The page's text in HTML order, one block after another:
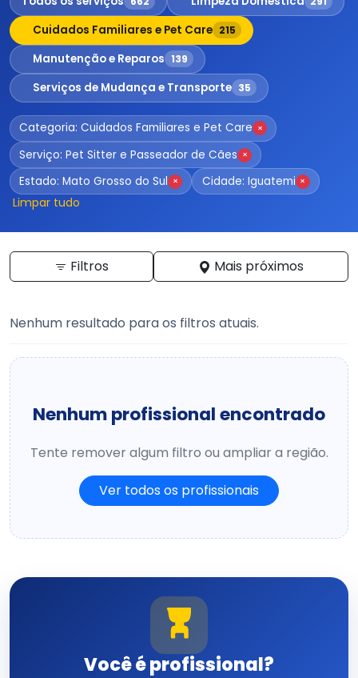
Cuidados Familiares e Pet Care 215
Manutenção e Reparos 139
Serviços de Mudança e Transporte 35
Categoria: Cuidados Familiares e Pet Care ×
Serviço: Pet Sitter e Passeador de Cães ×
Estado: Mato Grosso do Sul × Cidade: Iguatemi ×
Limpar tudo
Filtros Mais próximos
Nenhum resultado para os filtros atuais.
Nenhum profissional encontrado
Tente remover algum filtro ou ampliar a região.
Ver todos os profissionais
Você é profissional?